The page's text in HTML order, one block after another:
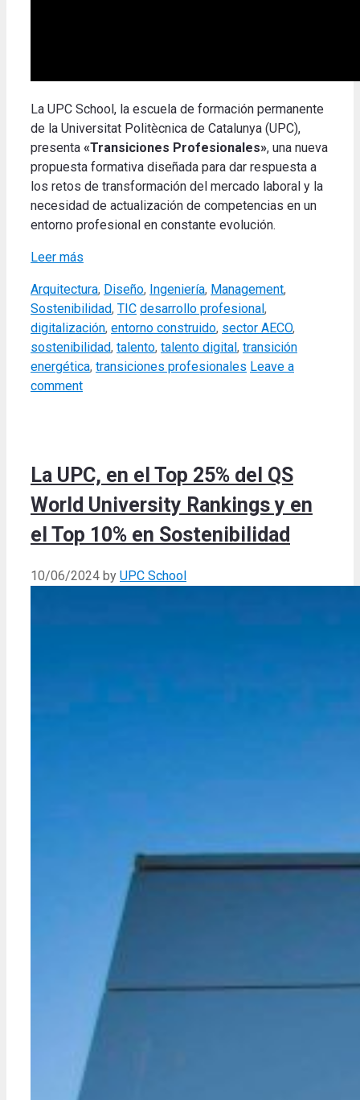
La UPC School, la escuela de formación permanente
de la Universitat Politècnica de Catalunya (UPC),
presenta «Transiciones Profesionales», una nueva
propuesta formativa diseñada para dar respuesta a
los retos de transformación del mercado laboral y la
necesidad de actualización de competencias en un
entorno profesional en constante evolución.
Leer más
Categories
Arquitectura, Diseño, Ingeniería, Management,
Sostenibilidad, TIC Tags
desarrollo profesional,
digitalización, entorno construido, sector AECO,
sostenibilidad, talento, talento digital, transición
energética, transiciones profesionales Leave a
comment
La UPC, en el Top 25% del QS
World University Rankings y en
el Top 10% en Sostenibilidad
10/06/2024 by UPC School